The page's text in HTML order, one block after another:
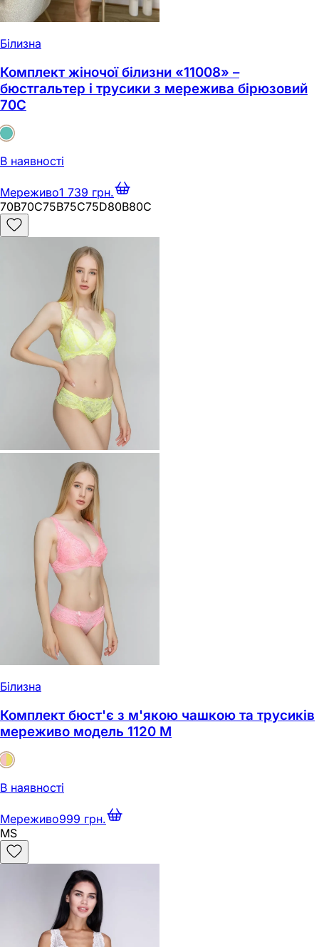
Білизна
Комплект жіночої білизни «11008» –
бюстгальтер і трусики з мережива бірюзовий
70C
В наявності
Мереживо1 739 грн.
70B70C75B75C75D80B80C
Білизна
Комплект бюст'є з м'якою чашкою та трусиків
мереживо модель 1120 M
В наявності
Мереживо999 грн.
MS